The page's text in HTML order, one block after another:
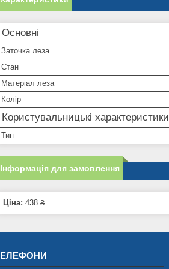
Основні
Заточка леза
Стан
Матеріал леза
Колір
Користувальницькі характеристики
Тип
Інформація для замовлення
Ціна: 438 ₴